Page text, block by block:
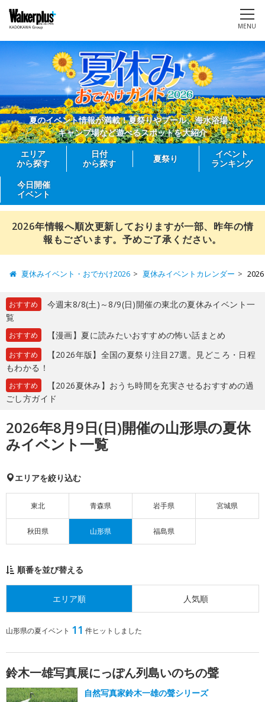
MENU
夏のイベント情報が満載！夏祭りやプール、海水浴場、
キャンプ場など遊べるスポットを大紹介
エリア
から探す
日付
から探す
夏祭り
イベント
ランキング
今日開催
イベント
2026年情報へ順次更新しておりますが一部、昨年の情
報もございます。予めご了承ください。
夏休みイベント・おでかけ2026 夏休みイベントカレンダー
おすすめ
今週末8/8(土)～8/9(日)開催の東北の夏休みイベント一
覧
おすすめ 【漫画】夏に読みたいおすすめの怖い話まとめ
おすすめ
【2026年版】全国の夏祭り注目27選。見どころ・日程
もわかる！
おすすめ
【2026夏休み】おうち時間を充実させるおすすめの過
ごし方ガイド
2026年8月9日(日)開催の山形県の夏休
みイベント一覧
エリアを絞り込む
東北 青森県 岩手県 宮城県
秋田県 山形県 福島県
順番を並び替える
エリア順 人気順
山形県の夏イベント 11 件ヒットしました
鈴木一雄写真展にっぽん列島いのちの聲
自然写真家鈴木一雄の聲シリーズ